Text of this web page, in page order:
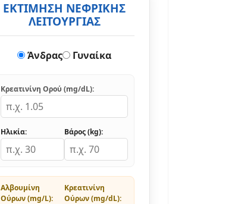
ΕΚΤΙΜΗΣΗ ΝΕΦΡΙΚΗΣ
ΛΕΙΤΟΥΡΓΙΑΣ
Άνδρας Γυναίκα
Κρεατινίνη Ορού (mg/dL):
Ηλικία: Βάρος (kg):
Αλβουμίνη
Ούρων (mg/L):
Κρεατινίνη
Ούρων (mg/dL):